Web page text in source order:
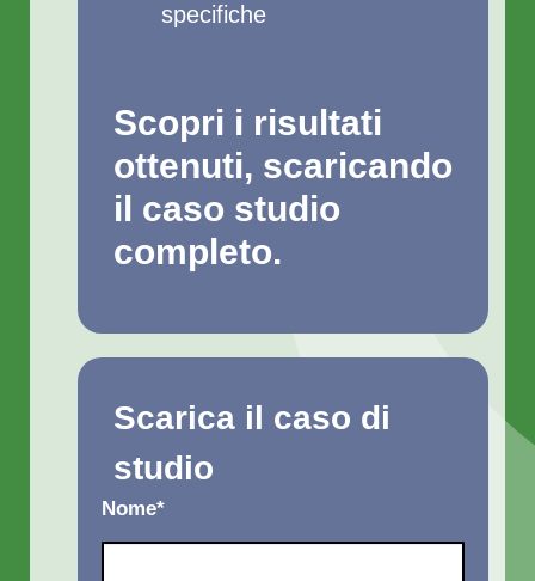
specifiche
Scopri i risultati
ottenuti, scaricando
il caso studio
completo.
Scarica il caso di
studio
Nome*